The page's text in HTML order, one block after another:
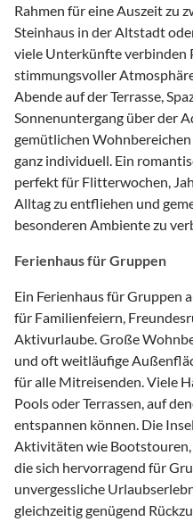
Rahmen für eine Auszeit zu
Steinhaus in der Altstadt
viele Unterkünfte verbinden
stimmungsvoller
Abende auf der Terrasse,
Sonnenuntergang über der
gemütlichen
ganz individuell. Ein
perfekt für Flitterwochen,
Alltag zu entfliehen und
besonderen Ambiente zu
Ferienhaus für Gruppen
Ein Ferienhaus für Gruppen
für Familienfeiern,
Aktivurlaube. Große
und oft weitläufige
für alle Mitreisenden. Viele
Pools oder Terrassen, auf
entspannen können. Die
Aktivitäten wie
die sich hervorragend für
unvergessliche
gleichzeitig genügend